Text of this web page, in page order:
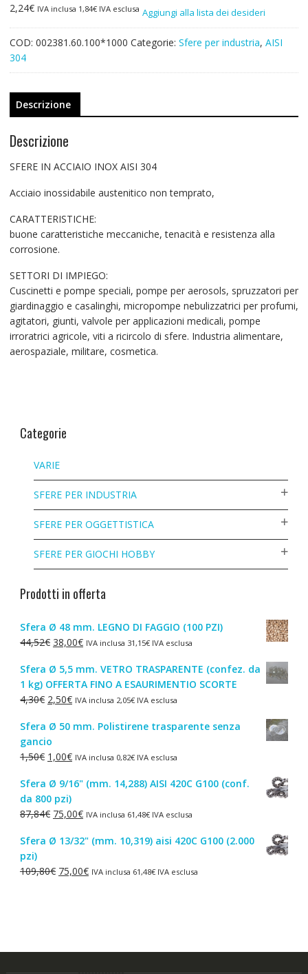
2,24€ IVA inclusa 1,84€IVA esclusa Aggiungi alla lista dei desideri
COD: 002381.60.100*1000 Categorie: Sfere per industria, AISI
304
Descrizione
Descrizione
SFERE IN ACCIAIO INOX AISI 304
Acciaio inossidabile austenitico non temprato,
CARATTERISTICHE:
buone caratteristiche meccaniche, tenacità e resistenza alla
corrosione.
SETTORI DI IMPIEGO:
Cuscinetti e pompe speciali, pompe per aerosols, spruzzatori per
giardinaggio e casalinghi, micropompe nebulizzatrici per profumi,
agitatori, giunti, valvole per applicazioni medicali, pompe
irroratrici agricole, viti a ricircolo di sfere. Industria alimentare,
aerospaziale, militare, cosmetica.
Categorie
VARIE
SFERE PER INDUSTRIA
SFERE PER OGGETTISTICA
SFERE PER GIOCHI HOBBY
Prodotti in offerta
Sfera Ø 48 mm. LEGNO DI FAGGIO (100 PZI)
44,52€ Il
originale
era:
44,52€.
38,00€Il
attuale
è:
38,00€.
IVA inclusa 31,15€IVA esclusa
Sfera Ø 5,5 mm. VETRO TRASPARENTE (confez. da
1 kg) OFFERTA FINO A ESAURIMENTIO SCORTE
4,30€ Il
originale
era:
4,30€.
2,50€Il
attuale
2,50€.
IVA inclusa 2,05€IVA esclusa
Sfera Ø 50 mm. Polistirene trasparente senza
gancio
1,50€ Il
originale
era:
1,50€.
1,00€Il
attuale
è:
1,00€.
IVA inclusa 0,82€IVA esclusa
Sfera Ø 9/16" (mm. 14,288) AISI 420C G100 (conf.
da 800 pzi)
87,84€ Il
originale
87,84€.
75,00€Il
attuale
75,00€.
IVA inclusa 61,48€IVA esclusa
Sfera Ø 13/32" (mm. 10,319) aisi 420C G100 (2.000
pzi)
109,80€ Il
75,00€IlIVA inclusa 61,48€IVA esclusa